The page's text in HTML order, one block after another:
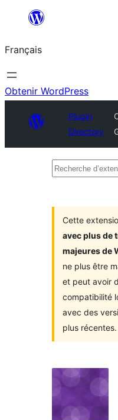
contenu
Français
Obtenir WordPress
Plugin
Directory
Recherche
Cette
avec plus de
majeures de
ne plus être
et peut avoir
compatibilité
avec des
plus récentes.